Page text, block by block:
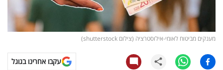
קריפטו
ויראלי
טלוויזיה
מענקים מביטוח לאומי-אילוסטרציה (צילום shutterstock)
עקבו אחרינו בגוגל